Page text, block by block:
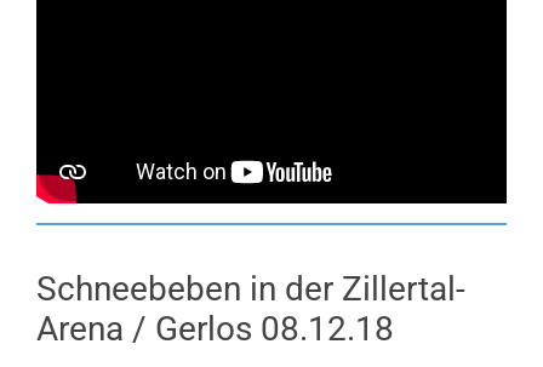
Schneebeben in der Zillertal-
Arena / Gerlos 08.12.18